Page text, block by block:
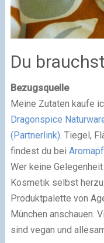
Du brauchst
Bezugsquelle
Meine Zutaten kaufe
Dragonspice
(Partnerlink). Tiegel,
findest du bei
Wer keine
Kosmetik selbst
Produktpalette von
München anschauen.
sind vegan und